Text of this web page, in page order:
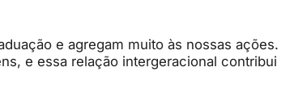
e agregam muito às nossas ações.
e essa relação intergeracional contribui